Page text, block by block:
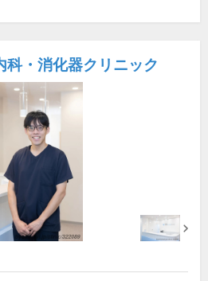
科・消化器クリニック